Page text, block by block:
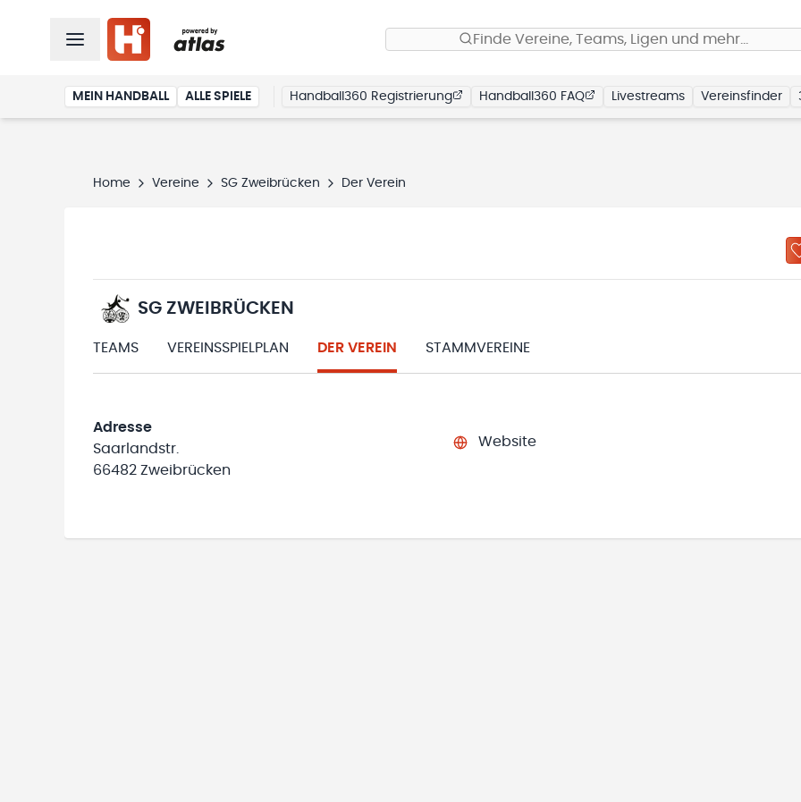
Finde Vereine, Teams, Ligen und mehr…
MEIN HANDBALL ALLE SPIELE Handball360 Registrierung Handball360 FAQ Livestreams Vereinsfinder
Home Vereine SG Zweibrücken Der Verein
SG ZWEIBRÜCKEN
TEAMS VEREINSSPIELPLAN DER VEREIN STAMMVEREINE
Adresse
Saarlandstr.
66482 Zweibrücken
Website